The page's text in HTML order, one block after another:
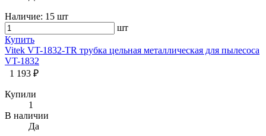
Наличие: 15 шт
шт
Купить
Vitek VT-1832-TR трубка цельная металлическая для пылесоса
VT-1832
1 193 ₽
Купили
1
В наличии
Да